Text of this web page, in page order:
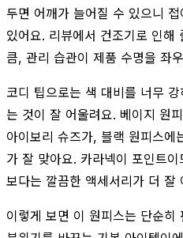
두면 어깨가 늘어질 수 있으니
있어요. 리뷰에서 건조기로 인해
큼, 관리 습관이 제품 수명을 좌
코디 팁으로는 색 대비를 너무
는 것이 잘 어울려요. 베이지 원
아이보리 슈즈가, 블랙 원피스에
가 잘 맞아요. 카라넥이 포인트
보다는 깔끔한 액세서리가 더 잘
이렇게 보면 이 원피스는 단순